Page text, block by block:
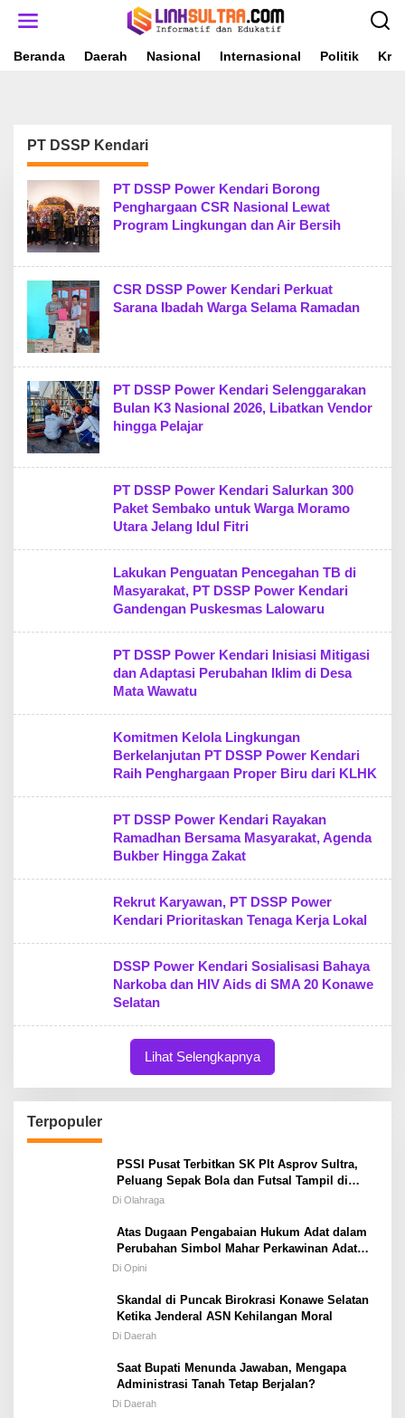
Beranda Daerah Nasional Internasional Politik
PT DSSP Kendari
PT DSSP Power Kendari Borong
Penghargaan CSR Nasional Lewat
Program Lingkungan dan Air Bersih
CSR DSSP Power Kendari Perkuat
Sarana Ibadah Warga Selama Ramadan
PT DSSP Power Kendari Selenggarakan
Bulan K3 Nasional 2026, Libatkan Vendor
hingga Pelajar
PT DSSP Power Kendari Salurkan 300
Paket Sembako untuk Warga Moramo
Utara Jelang Idul Fitri
Lakukan Penguatan Pencegahan TB di
Masyarakat, PT DSSP Power Kendari
Gandengan Puskesmas Lalowaru
PT DSSP Power Kendari Inisiasi Mitigasi
dan Adaptasi Perubahan Iklim di Desa
Mata Wawatu
Komitmen Kelola Lingkungan
Berkelanjutan PT DSSP Power Kendari
Raih Penghargaan Proper Biru dari KLHK
PT DSSP Power Kendari Rayakan
Ramadhan Bersama Masyarakat, Agenda
Bukber Hingga Zakat
Rekrut Karyawan, PT DSSP Power
Kendari Prioritaskan Tenaga Kerja Lokal
DSSP Power Kendari Sosialisasi Bahaya
Narkoba dan HIV Aids di SMA 20 Konawe
Selatan
Lihat Selengkapnya
Terpopuler
PSSI Pusat Terbitkan SK Plt Asprov Sultra,
Peluang Sepak Bola dan Futsal Tampil di
Porprov Tetap Terbuka
Di Olahraga
Atas Dugaan Pengabaian Hukum Adat dalam
Perubahan Simbol Mahar Perkawinan Adat
Masyarakat Pulau Wawonii
Di Opini
Skandal di Puncak Birokrasi Konawe Selatan
Ketika Jenderal ASN Kehilangan Moral
Di Daerah
Saat Bupati Menunda Jawaban, Mengapa
Administrasi Tanah Tetap Berjalan?
Di Daerah